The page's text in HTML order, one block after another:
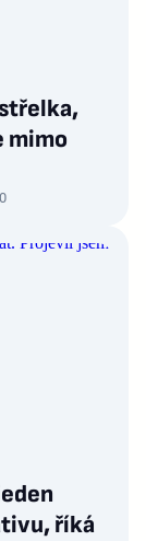
mimo
říká